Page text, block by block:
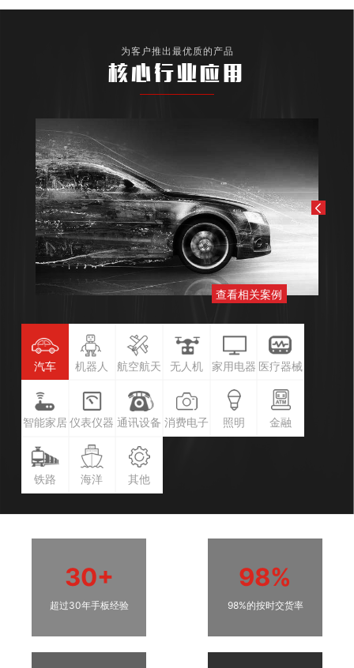
为客户推出最优质的产品
核心行业应用
查看相关案例
汽车 机器人 航空航天 无人机 家用电器 医疗器械
智能家居 仪表仪器 通讯设备 消费电子 照明 金融
铁路 海洋 其他
30+
超过30年手板经验
98%
98%的按时交货率